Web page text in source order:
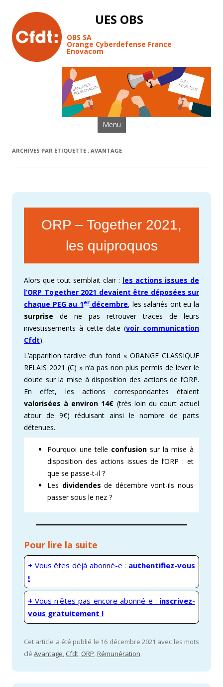
UES OBS
OBS SA
Orange Cyberdefense France
Enovacom
Menu Aller au contenu
ARCHIVES PAR ÉTIQUETTE : AVANTAGE
ORP – Together 2021,
les quiproquos
Alors que tout semblait clair : les actions issues de
l’ORP Together 2021 devaient être déposées sur
chaque PEG au 1erdécembre, les salariés ont eu la
surprise de ne pas retrouver traces de leurs
investissements à cette date (voir communication
Cfdt).
L’apparition tardive d’un fond « ORANGE CLASSIQUE
RELAIS 2021 (C) » n’a pas non plus permis de lever le
doute sur la mise à disposition des actions de l’ORP.
En effet, les actions correspondantes étaient
valorisées à environ 14€ (très loin du court actuel
atour de 9€) réduisant ainsi le nombre de parts
détenues.
Pourquoi une telle confusion sur la mise à
disposition des actions issues de l’ORP : et
que se passe-t-il ?
Les dividendes de décembre vont-ils nous
passer sous le nez ?
Pour lire la suite
+ Vous êtes déjà abonné-e : authentifiez-vous
!
+ Vous n'êtes pas encore abonné-e : inscrivez-
vous gratuitement !
Cet article a été publié le 16 décembre 2021 avec les mots
clé Avantage, Cfdt, ORP,Rémunération.